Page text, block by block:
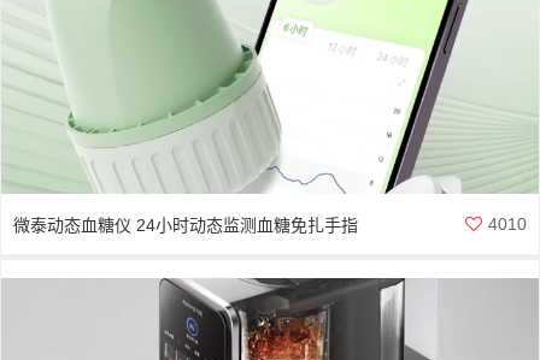
微泰动态血糖仪 24小时动态监测血糖免扎手指 4010